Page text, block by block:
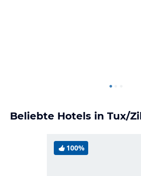
Beliebte Hotels in Tux/
100%